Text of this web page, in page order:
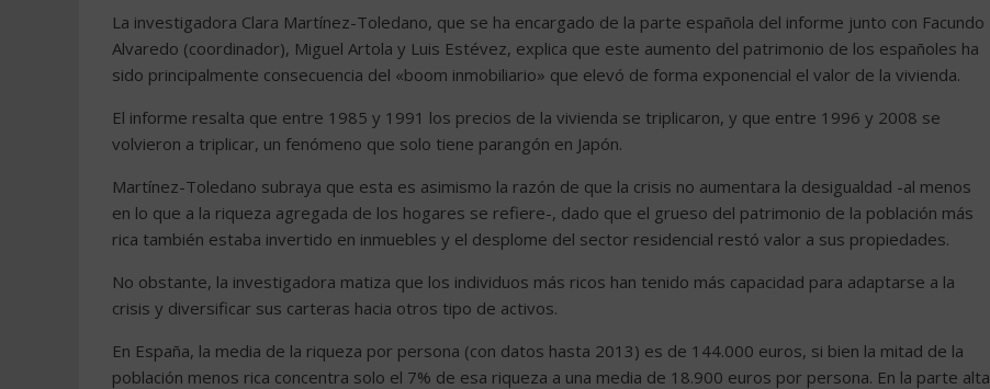
La investigadora Clara Martínez-Toledano, que se ha encargado de la parte española del informe junto con Facundo
Alvaredo (coordinador), Miguel Artola y Luis Estévez, explica que este aumento del patrimonio de los españoles ha
sido principalmente consecuencia del «boom inmobiliario» que elevó de forma exponencial el valor de la vivienda.
El informe resalta que entre 1985 y 1991 los precios de la vivienda se triplicaron, y que entre 1996 y 2008 se
volvieron a triplicar, un fenómeno que solo tiene parangón en Japón.
Martínez-Toledano subraya que esta es asimismo la razón de que la crisis no aumentara la desigualdad -al menos
en lo que a la riqueza agregada de los hogares se refiere-, dado que el grueso del patrimonio de la población más
rica también estaba invertido en inmuebles y el desplome del sector residencial restó valor a sus propiedades.
No obstante, la investigadora matiza que los individuos más ricos han tenido más capacidad para adaptarse a la
crisis y diversificar sus carteras hacia otros tipo de activos.
En España, la media de la riqueza por persona (con datos hasta 2013) es de 144.000 euros, si bien la mitad de la
población menos rica concentra solo el 7% de esa riqueza a una media de 18.900 euros por persona. En la parte alta